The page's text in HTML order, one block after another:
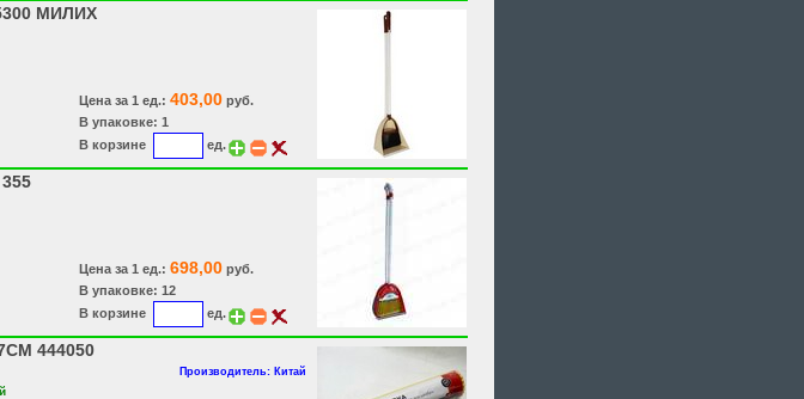
МИЛИХ
Цена за 1 ед.: 403,00руб.
В упаковке: 1
В корзине
ед.
Цена за 1 ед.: 698,00руб.
В упаковке: 12
В корзине
ед.
444050
Производитель: Китай